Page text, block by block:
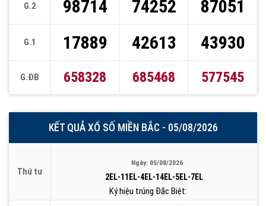
G.2
G.1
G.ĐB
98714
17889
658328
74252
42613
685468
87051
43930
577545
KẾT QUẢ XỔ SỐ MIỀN BẮC - 05/08/2026
Thứ tư
Ngày: 05/08/2026
2EL-11EL-4EL-14EL-5EL-7EL
Ký hiệu trúng Đặc Biệt: